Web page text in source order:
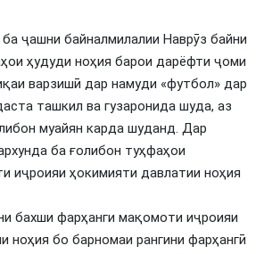
ҷашни байналмилалии Наврӯз байни
ҳудуди ноҳия барои дарёфти ҷоми
варзишӣ дар намуди «футбол» дар
ташкил ва гузаронида шуда, аз
муайян карда шуданд. Дар
ба ғолибон туҳфаҳои
иҷроияи ҳокимияти давлатии ноҳия
бахши фарҳанги мақомоти иҷроияи
ноҳия бо барномаи рангини фарҳангӣ